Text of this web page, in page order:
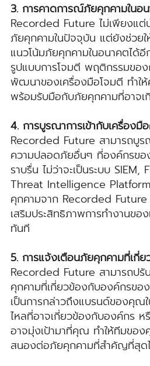
3. การคาดการณ์ภัยคุกคามในอ
Recorded Future ไม่เพียงแต่
ภัยคุกคามในปัจจุบัน แต่ยังช่วย
แนวโน้มภัยคุกคามในอนาคตได้อี
รูปแบบการโจมตี พฤติกรรมขอ
พัฒนาของเครื่องมือโจมตี ทำใ
พร้อมรับมือกับภัยคุกคามที่อาจเ
4. การบูรณาการเข้ากับเครื่อง
Recorded Future สามารถบูร
ความปลอดภัยอื่นๆ ที่องค์กรขอ
ราบรื่น ไม่ว่าจะเป็นระบบ SIEM,
Threat Intelligence
คุกคามจาก Recorded Future
เสริมประสิทธิภาพการทำงานขอ
ทันที
5. การแจ้งเตือนภัยคุกคามที่เ
Recorded Future สามารถปรั
คุกคามที่เกี่ยวข้องกับองค์กรขอ
เป็นการกล่าวถึงแบรนด์ของคุณ
ไหลที่อาจเกี่ยวข้องกับองค์กร
อาจมุ่งเป้ามาที่คุณ ทำให้ทีมขอ
สนองต่อภัยคุกคามที่สำคัญที่สุด